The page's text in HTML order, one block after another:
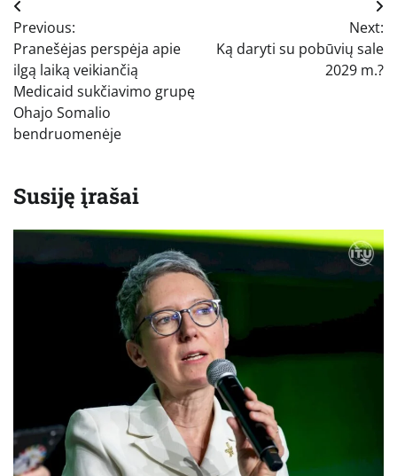
Navigacija
tarp
įrašų
Previous:
Pranešėjas perspėja apie
ilgą laiką veikiančią
Medicaid sukčiavimo grupę
Ohajo Somalio
bendruomenėje
Next:
Ką daryti su pobūvių sale
2029 m.?
Susiję įrašai